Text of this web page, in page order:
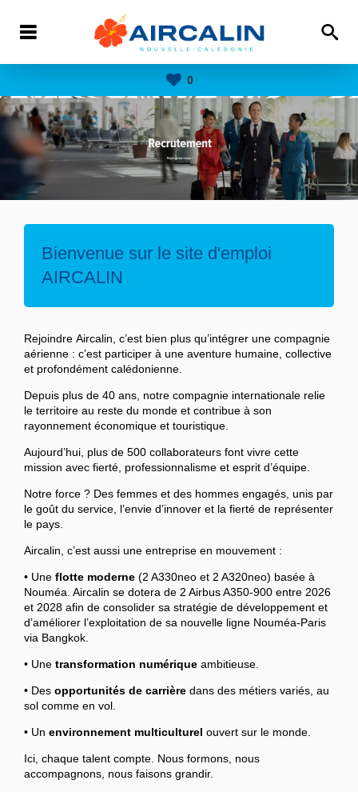
0
Bienvenue sur le site d'emploi
AIRCALIN
Rejoindre Aircalin, c’est bien plus qu’intégrer une compagnie
aérienne : c’est participer à une aventure humaine, collective
et profondément calédonienne.
Depuis plus de 40 ans, notre compagnie internationale relie
le territoire au reste du monde et contribue à son
rayonnement économique et touristique.
Aujourd’hui, plus de 500 collaborateurs font vivre cette
mission avec fierté, professionnalisme et esprit d’équipe.
Notre force ? Des femmes et des hommes engagés, unis par
le goût du service, l’envie d’innover et la fierté de représenter
le pays.
Aircalin, c’est aussi une entreprise en mouvement :
• Une flotte moderne (2 A330neo et 2 A320neo) basée à
Nouméa. Aircalin se dotera de 2 Airbus A350-900 entre 2026
et 2028 afin de consolider sa stratégie de développement et
d’améliorer l’exploitation de sa nouvelle ligne Nouméa-Paris
via Bangkok.
• Une transformation numérique ambitieuse.
• Des opportunités de carrière dans des métiers variés, au
sol comme en vol.
• Un environnement multiculturel ouvert sur le monde.
Ici, chaque talent compte. Nous formons, nous
accompagnons, nous faisons grandir.